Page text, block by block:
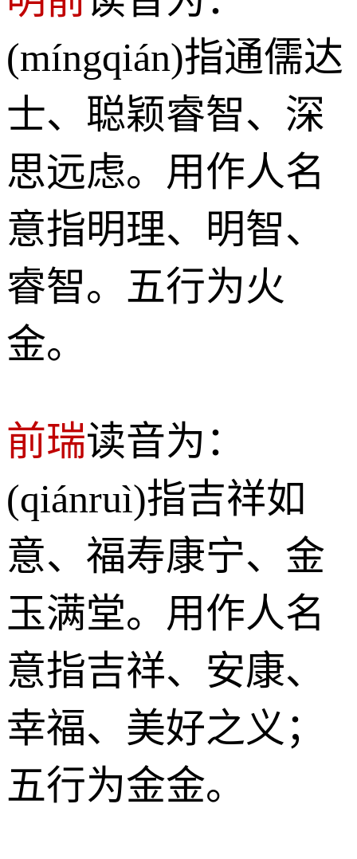
(míngqián)指通儒达
士、聪颖睿智、深
思远虑。用作人名
意指明理、明智、
睿智。五行为火
金。
前瑞读音为：
(qiánruì)指吉祥如
意、福寿康宁、金
玉满堂。用作人名
意指吉祥、安康、
幸福、美好之义；
五行为金金。